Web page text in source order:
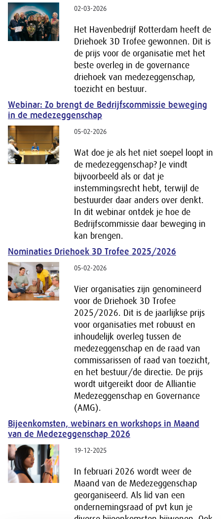
02-03-2026
Het Havenbedrijf Rotterdam heeft de
Driehoek 3D Trofee gewonnen. Dit is
de prijs voor de organisatie met het
beste overleg in de governance
driehoek van medezeggenschap,
toezicht en bestuur.
Webinar: Zo brengt de Bedrijfscommissie beweging
in de medezeggenschap
05-02-2026
Wat doe je als het niet soepel loopt in
de medezeggenschap? Je vindt
bijvoorbeeld als or dat je
instemmingsrecht hebt, terwijl de
bestuurder daar anders over denkt.
In dit webinar ontdek je hoe de
Bedrijfscommissie daar beweging in
kan brengen.
Nominaties Driehoek 3D Trofee 2025/2026
05-02-2026
Vier organisaties zijn genomineerd
voor de Driehoek 3D Trofee
2025/2026. Dit is de jaarlijkse prijs
voor organisaties met robuust en
inhoudelijk overleg tussen de
medezeggenschap en de raad van
commissarissen of raad van toezicht,
en het bestuur/de directie. De prijs
wordt uitgereikt door de Alliantie
Medezeggenschap en Governance
(AMG).
Bijeenkomsten, webinars en workshops in Maand
van de Medezeggenschap 2026
19-12-2025
In februari 2026 wordt weer de
Maand van de Medezeggenschap
georganiseerd. Als lid van een
ondernemingsraad of pvt kun je